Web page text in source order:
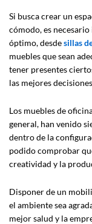
Si busca crear un
cómodo, es
óptimo, desdesillas
muebles que sean
tener presentes
las mejores
Los muebles de
general, han venido
dentro de la
podido comprobar
creatividad y la
Disponer de un
el ambiente sea
mejor salud y la